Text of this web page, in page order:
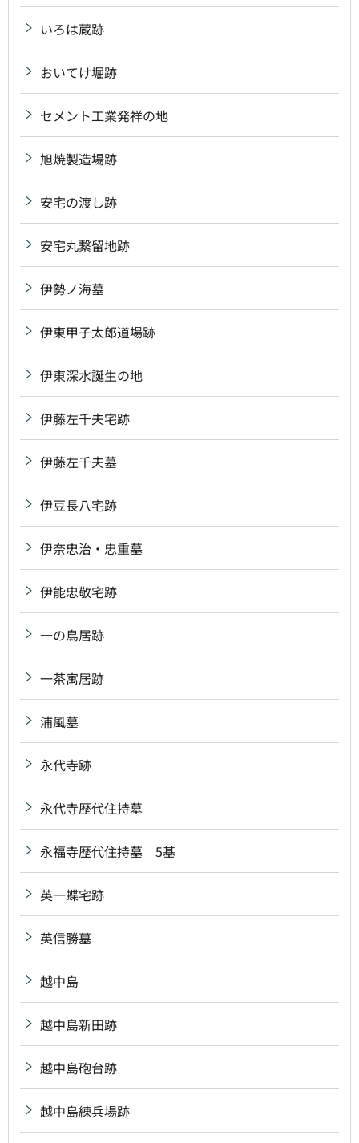
いろは蔵跡
おいてけ堀跡
セメント工業発祥の地
旭焼製造場跡
安宅の渡し跡
安宅丸繋留地跡
伊勢ノ海墓
伊東甲子太郎道場跡
伊東深水誕生の地
伊藤左千夫宅跡
伊藤左千夫墓
伊豆長八宅跡
伊奈忠治・忠重墓
伊能忠敬宅跡
一の鳥居跡
一茶寓居跡
浦風墓
永代寺跡
永代寺歴代住持墓
永福寺歴代住持墓 5基
英一蝶宅跡
英信勝墓
越中島
越中島新田跡
越中島砲台跡
越中島練兵場跡